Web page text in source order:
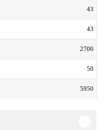
43
43
2700
50
5950